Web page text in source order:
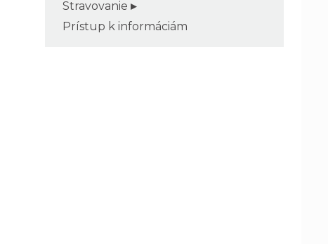
Stravovanie
Prístup k informáciám